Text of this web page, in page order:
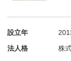
設立年
法人格
株